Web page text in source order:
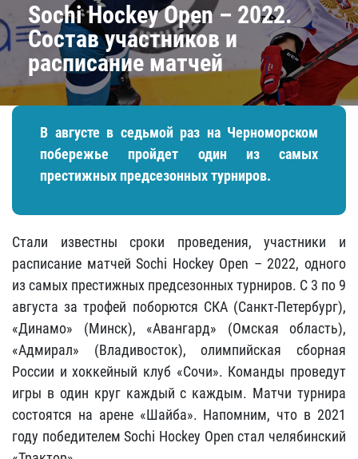
Sochi Hockey Open – 2022.
Состав участников и
расписание матчей
В августе в седьмой раз на Черноморском
побережье пройдет один из самых
престижных предсезонных турниров.
Стали известны сроки проведения, участники и
расписание матчей Sochi Hockey Open – 2022, одного
из самых престижных предсезонных турниров. С 3 по 9
августа за трофей поборются СКА (Санкт-Петербург),
«Динамо» (Минск), «Авангард» (Омская область),
«Адмирал» (Владивосток), олимпийская сборная
России и хоккейный клуб «Сочи». Команды проведут
игры в один круг каждый с каждым. Матчи турнира
состоятся на арене «Шайба». Напомним, что в 2021
году победителем Sochi Hockey Open стал челябинский